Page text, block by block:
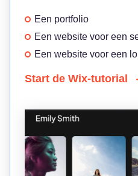
Een portfolio
Een website voor een
Een website voor een
Start de Wix-tutorial